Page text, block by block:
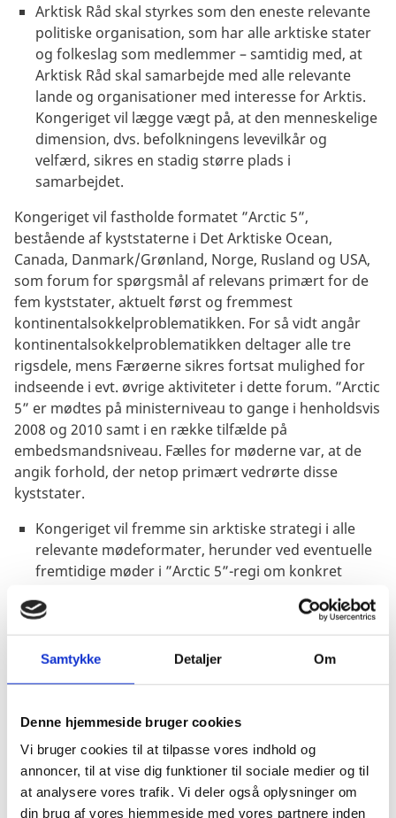
Samtykke Detaljer Om
Denne hjemmeside bruger cookies
Vi bruger cookies til at tilpasse vores indhold og
annoncer, til at vise dig funktioner til sociale medier og til
at analysere vores trafik. Vi deler også oplysninger om
din brug af vores hjemmeside med vores partnere inden
Arktisk Råd skal styrkes som den eneste relevante
politiske organisation, som har alle arktiske stater
og folkeslag som medlemmer – samtidig med, at
Arktisk Råd skal samarbejde med alle relevante
lande og organisationer med interesse for Arktis.
Kongeriget vil lægge vægt på, at den menneskelige
dimension, dvs. befolkningens levevilkår og
velfærd, sikres en stadig større plads i
samarbejdet.
Kongeriget vil fastholde formatet ”Arctic 5”,
bestående af kyststaterne i Det Arktiske Ocean,
Canada, Danmark/Grønland, Norge, Rusland og USA,
som forum for spørgsmål af relevans primært for de
fem kyststater, aktuelt først og fremmest
kontinentalsokkelproblematikken. For så vidt angår
kontinentalsokkelproblematikken deltager alle tre
rigsdele, mens Færøerne sikres fortsat mulighed for
indseende i evt. øvrige aktiviteter i dette forum. ”Arctic
5” er mødtes på ministerniveau to gange i henholdsvis
2008 og 2010 samt i en række tilfælde på
embedsmandsniveau. Fælles for møderne var, at de
angik forhold, der netop primært vedrørte disse
kyststater.
Kongeriget vil fremme sin arktiske strategi i alle
relevante mødeformater, herunder ved eventuelle
fremtidige møder i ”Arctic 5”-regi om konkret
meddelelse fra november 2008 vedtog Den
Europæiske Union (EU) i december 2008 og december
2009 rådskonklusioner om Arktis og Europa-
Parlamentet vedtog primo 2011 en betænkning om en
bæredygtig EU-politik for Arktis. Såvel
rådskonklusionerne som betænkningen er udtryk for
den voksende interesse, EU har over for Arktis. Der
lægges op til, at EU bør udvikle en samlet arktisk